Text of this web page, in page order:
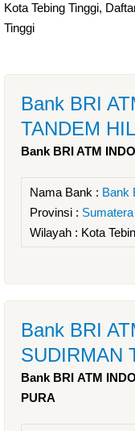
Kota Tebing Tinggi,
Tinggi
Bank BRI
TANDEM
Bank BRI ATM
Nama Bank : Bank
Provinsi :
Wilayah : Kota
Bank BRI
SUDIRMAN
Bank BRI ATM
PURA